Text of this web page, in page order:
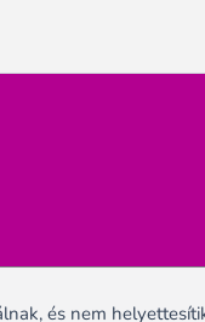
és nem